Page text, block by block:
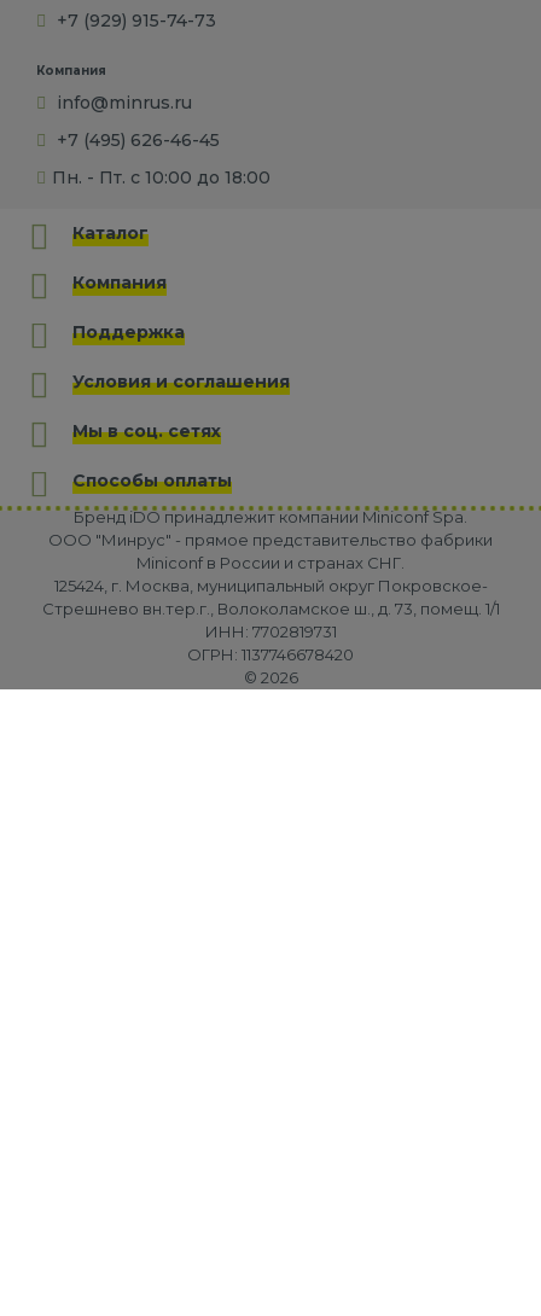
+7 (929) 915-74-73
Компания
info@minrus.ru
+7 (495) 626-46-45
Пн. - Пт. с 10:00 до 18:00
Каталог
Компания
Поддержка
Условия и соглашения
Мы в соц. сетях
Способы оплаты
Бренд iDO принадлежит компании Miniconf Spa.
OOO "Минрус" - прямое представительство фабрики
Miniconf в России и странах СНГ.
125424, г. Москва, муниципальный округ Покровское-
Стрешнево вн.тер.г., Волоколамское ш., д. 73, помещ. 1/1
ИНН: 7702819731
ОГРН: 1137746678420
© 2026